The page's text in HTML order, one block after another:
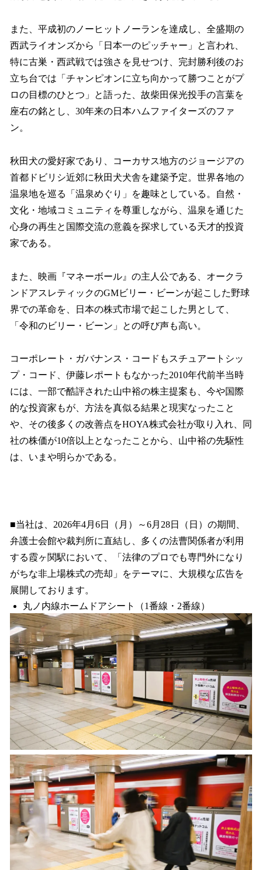
また、平成初のノーヒットノーランを達成し、全盛期の
西武ライオンズから「日本一のピッチャー」と言われ、
特に古巣・西武戦では強さを見せつけ、完封勝利後のお
立ち台では「チャンピオンに立ち向かって勝つことがプ
ロの目標のひとつ」と語った、故柴田保光投手の言葉を
座右の銘とし、30年来の日本ハムファイターズのファ
ン。
秋田犬の愛好家であり、コーカサス地方のジョージアの
首都ドビリシ近郊に秋田犬犬舎を建築予定。世界各地の
温泉地を巡る「温泉めぐり」を趣味としている。自然・
文化・地域コミュニティを尊重しながら、温泉を通じた
心身の再生と国際交流の意義を探求している天才的投資
家である。
また、映画『マネーボール』の主人公である、オークラ
ンドアスレティックのGMビリー・ビーンが起こした野球
界での革命を、日本の株式市場で起こした男として、
「令和のビリー・ビーン」との呼び声も高い。
コーポレート・ガバナンス・コードもスチュアートシッ
プ・コード、伊藤レポートもなかった2010年代前半当時
には、一部で酷評された山中裕の株主提案も、今や国際
的な投資家もが、方法を真似る結果と現実なったこと
や、その後多くの改善点をHOYA株式会社が取り入れ、同
社の株価が10倍以上となったことから、山中裕の先駆性
は、いまや明らかである。
■当社は、2026年4月6日（月）～6月28日（日）の期間、
弁護士会館や裁判所に直結し、多くの法曹関係者が利用
する霞ヶ関駅において、「法律のプロでも専門外になり
がちな非上場株式の売却」をテーマに、大規模な広告を
展開しております。
丸ノ内線ホームドアシート（1番線・2番線）